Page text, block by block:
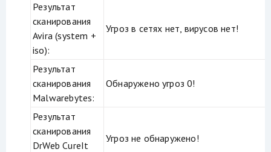
Результат
сканирования
Avira (system +
iso):
Угроз в сетях нет, вирусов нет!
Результат
сканирования
Malwarebytes:
Обнаружено угроз 0!
Результат
сканирования
DrWeb CureIt
Угроз не обнаружено!